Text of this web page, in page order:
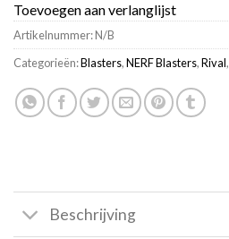
Toevoegen aan verlanglijst
Artikelnummer:N/B
Categorieën:Blasters,NERF Blasters,Rival,
Beschrijving